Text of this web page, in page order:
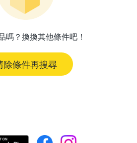
嗎？換換其他條件吧！
除條件再搜尋